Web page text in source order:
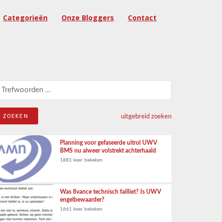
Categorieën Onze Bloggers Contact
naar:
uitgebreid zoeken
Planning voor gefaseerde uitrol UWV
BMS nu alweer volstrekt achterhaald
1881 keer bekeken
Was 8vance technisch failliet? Is UWV
engelbewaarder?
1661 keer bekeken